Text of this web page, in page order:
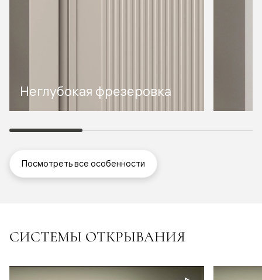
Неглубокая фрезеровка
Посмотреть все особенности
СИСТЕМЫ ОТКРЫВАНИЯ